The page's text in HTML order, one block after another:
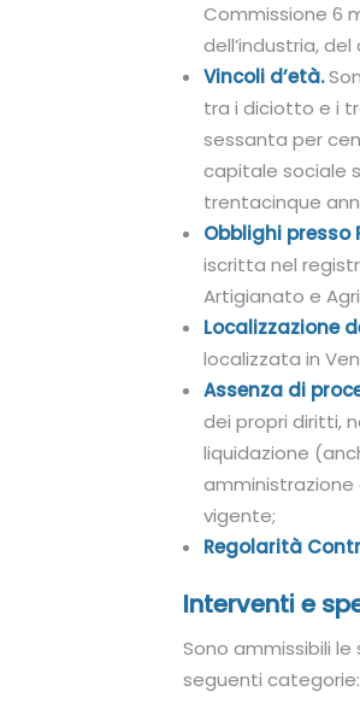
Commissione 6
dell’industria,
Vincoli d’età.
tra i diciotto e i
sessanta per
capitale sociale
trentacinque
Obblighi presso
iscritta nel
Artigianato e
Localizzazione
localizzata in
Assenza di
dei propri diritti,
liquidazione
vigente;
Regolarità
Interventi e
Sono ammissibili
seguenti categorie: